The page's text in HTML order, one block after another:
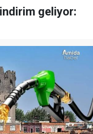
geliyor: